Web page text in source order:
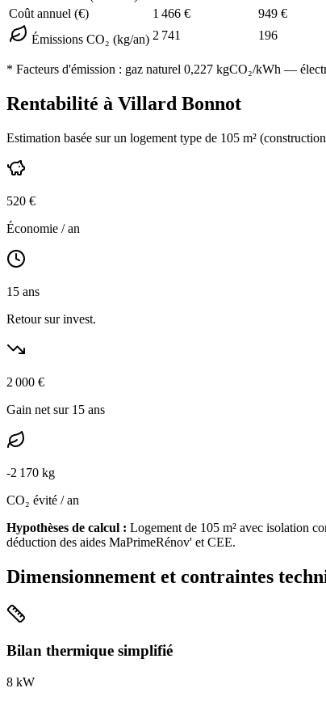
Coût annuel (€)
1 466 € 949 €
Émissions CO₂ (kg/an) 2 741 196
* Facteurs d'émission : gaz naturel 0,227 kgCO₂/kWh —
Rentabilité à Villard Bonnot
Estimation basée sur un logement type de 105 m² (construction
520 €
Économie / an
15 ans
Retour sur invest.
2 000 €
Gain net sur 15 ans
-2 170 kg
CO₂ évité / an
Hypothèses de calcul : Logement de 105 m² avec isolation
déduction des aides MaPrimeRénov' et CEE.
Dimensionnement et contraintes
Bilan thermique simplifié
8 kW